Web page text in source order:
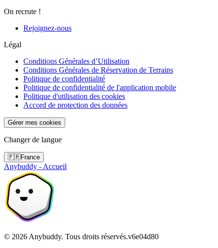
On recrute !
Rejoignez-nous
Légal
Conditions Générales d’Utilisation
Conditions Générales de Réservation de Terrains
Politique de confidentialité
Politique de confidentialité de l'application mobile
Politique d'utilisation des cookies
Accord de protection des données
Gérer mes cookies
Changer de langue
🇫🇷France
Anybuddy - Accueil
© 2026Anybuddy. Tous droits réservés.v6e04d80